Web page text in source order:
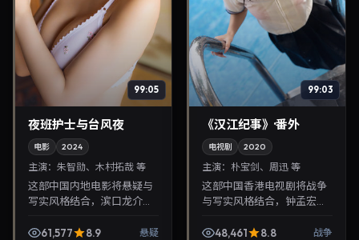
99:05
夜班护士与台风夜
电影 2024
主演： 朱智勋、木村拓哉 等
这部中国内地电影将悬疑与
写实风格结合，滨口龙介掌
主角。2024年9月19日与观
61,577 8.9 悬疑
99:03
《汉江纪事》·番外
电视剧 2020
主演：朴宝剑、周迅 等
这部中国香港电视剧将战争
与写实风格结合，钟孟宏掌
角。2020年10月18日与观众
48,461 8.8 战争